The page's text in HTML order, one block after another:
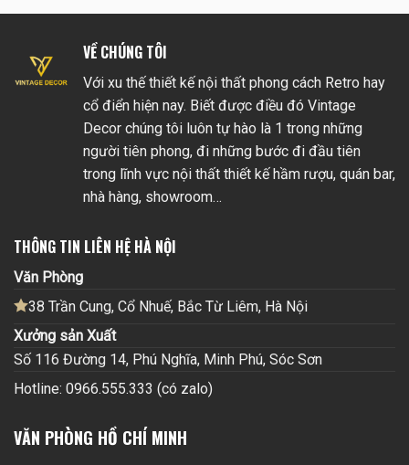
VỀ CHÚNG TÔI
Với xu thế thiết kế nội thất phong cách Retro hay
cổ điển hiện nay. Biết được điều đó Vintage
Decor chúng tôi luôn tự hào là 1 trong những
người tiên phong, đi những bước đi đầu tiên
trong lĩnh vực nội thất thiết kế hầm rượu, quán bar,
nhà hàng, showroom…
THÔNG TIN LIÊN HỆ HÀ NỘI
Văn Phòng
38 Trần Cung, Cổ Nhuế, Bắc Từ Liêm, Hà Nội
Xưởng sản Xuất
Số 116 Đường 14, Phú Nghĩa, Minh Phú, Sóc Sơn
Hotline: 0966.555.333 (có zalo)
VĂN PHÒNG HỒ CHÍ MINH